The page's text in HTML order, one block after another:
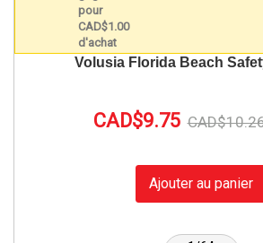
Volusia Florida Beach
CAD$9.75
Ajouter au panier